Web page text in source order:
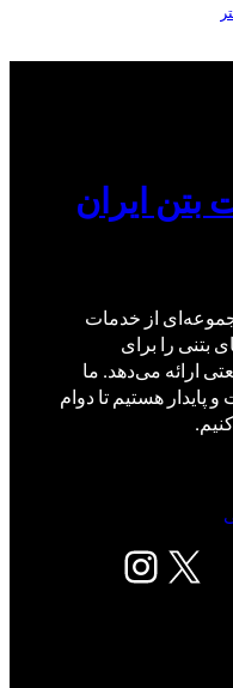
بتن ایران
از خدمات
بتنی را برای
ارائه می‌دهد. ما
پایدار هستیم تا دوام
X اینستاگرم